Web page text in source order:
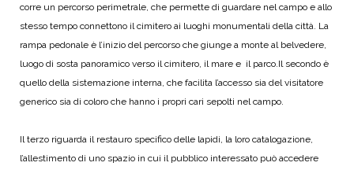
corre un percorso perimetrale, che permette di guardare nel campo e allo
stesso tempo connettono il cimitero ai luoghi monumentali della città. La
rampa pedonale è l’inizio del percorso che giunge a monte al belvedere,
luogo di sosta panoramico verso il cimitero, il mare e il parco. Il secondo è
quello della sistemazione interna, che facilita l’accesso sia del visitatore
generico sia di coloro che hanno i propri cari sepolti nel campo.
Il terzo riguarda il restauro specifico delle lapidi, la loro catalogazione,
l’allestimento di uno spazio in cui il pubblico interessato può accedere